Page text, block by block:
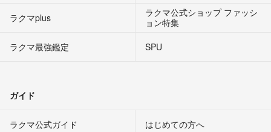
ラクマplus
ラクマ公式ショップ ファッシ
ョン特集
ラクマ最強鑑定
SPU
ガイド
ラクマ公式ガイド はじめての方へ